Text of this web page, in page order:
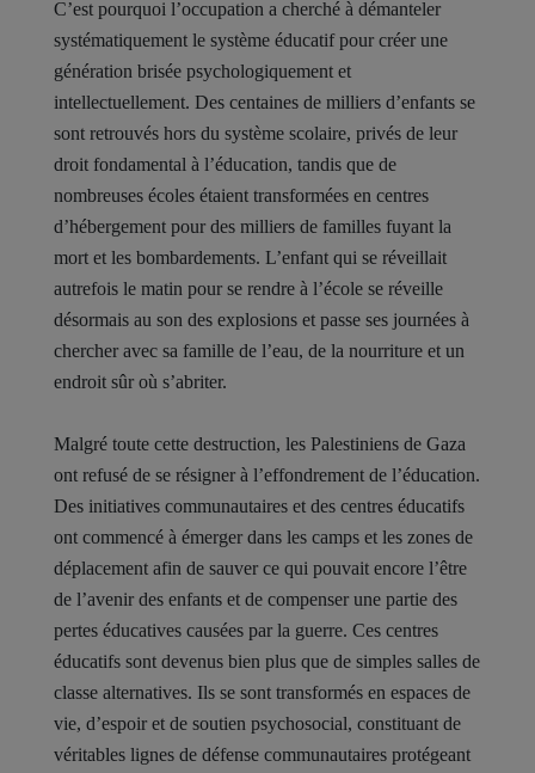
C’est pourquoi l’occupation a cherché à démanteler
systématiquement le système éducatif pour créer une
génération brisée psychologiquement et
intellectuellement. Des centaines de milliers d’enfants se
sont retrouvés hors du système scolaire, privés de leur
droit fondamental à l’éducation, tandis que de
nombreuses écoles étaient transformées en centres
d’hébergement pour des milliers de familles fuyant la
mort et les bombardements. L’enfant qui se réveillait
autrefois le matin pour se rendre à l’école se réveille
désormais au son des explosions et passe ses journées à
chercher avec sa famille de l’eau, de la nourriture et un
endroit sûr où s’abriter.
Malgré toute cette destruction, les Palestiniens de Gaza
ont refusé de se résigner à l’effondrement de l’éducation.
Des initiatives communautaires et des centres éducatifs
ont commencé à émerger dans les camps et les zones de
déplacement afin de sauver ce qui pouvait encore l’être
de l’avenir des enfants et de compenser une partie des
pertes éducatives causées par la guerre. Ces centres
éducatifs sont devenus bien plus que de simples salles de
classe alternatives. Ils se sont transformés en espaces de
vie, d’espoir et de soutien psychosocial, constituant de
véritables lignes de défense communautaires protégeant